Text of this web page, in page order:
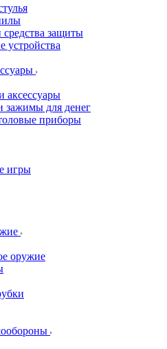
защиты
устройства
аксессуары
зажимы для денег
приборы
игры
оружие